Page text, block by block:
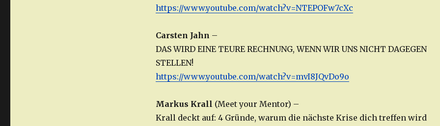
https://www.youtube.com/watch?v=NTEPOFw7cXc
Carsten Jahn –
DAS WIRD EINE TEURE RECHNUNG, WENN WIR UNS NICHT DAGEGEN
STELLEN!
https://www.youtube.com/watch?v=mvI8JQvDo9o
Markus Krall (Meet your Mentor) –
Krall deckt auf: 4 Gründe, warum die nächste Krise dich treffen wird